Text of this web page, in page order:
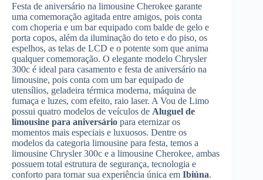
Festa de aniversário na limousine Cherokee garante
uma comemoração agitada entre amigos, pois conta
com choperia e um bar equipado com balde de gelo e
porta copos, além da iluminação do teto e do piso, os
espelhos, as telas de LCD e o potente som que anima
qualquer comemoração. O elegante modelo Chrysler
300c é ideal para casamento e festa de aniversário na
limousine, pois conta com um bar equipado de
utensílios, geladeira térmica moderna, máquina de
fumaça e luzes, com efeito, raio laser. A Vou de Limo
possui quatro modelos de veículos de Aluguel de
limousine para aniversário para eternizar os
momentos mais especiais e luxuosos. Dentre os
modelos da categoria limousine para festa, temos a
limousine Chrysler 300c e a limousine Cherokee, ambas
possuem total estrutura de segurança, tecnologia e
conforto para tornar sua experiência única em Ibiúna.